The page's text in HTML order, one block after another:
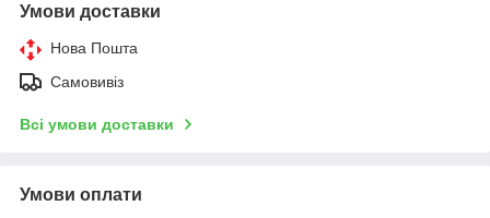
Умови доставки
Нова Пошта
Самовивіз
Всі умови доставки
Умови оплати